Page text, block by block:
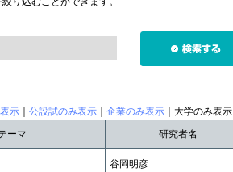
示 公設試のみ表示 企業のみ表示 ｜大学のみ表示
ーマ 研究者名
谷岡明彦